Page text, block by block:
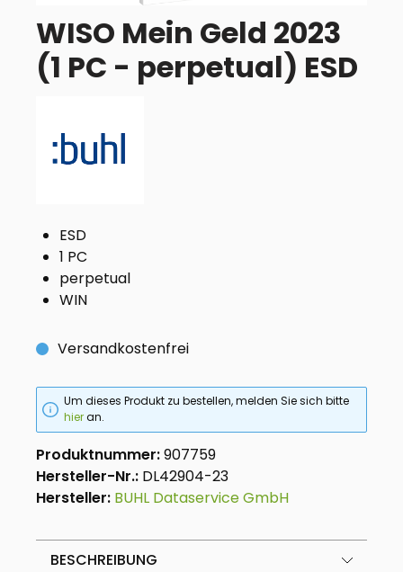
WISO Mein Geld 2023
(1 PC - perpetual) ESD
ESD
1 PC
perpetual
WIN
Versandkostenfrei
Um dieses Produkt zu bestellen, melden Sie sich bitte
hieran.
Produktnummer:907759
Hersteller-Nr.: DL42904-23
Hersteller: BUHL Dataservice GmbH
BESCHREIBUNG